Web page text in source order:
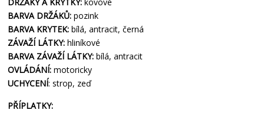
BARVA DRŽÁKŮ: pozink
BARVA KRYTEK: bílá, antracit, černá
ZÁVAŽÍ LÁTKY: hliníkové
BARVA ZÁVAŽÍ LÁTKY: bílá, antracit
OVLÁDÁNÍ: motoricky
UCHYCENÍ: strop, zeď
PŘÍPLATKY: